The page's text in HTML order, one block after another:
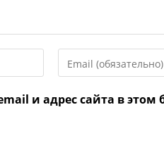
свой
адрес,
и адрес сайта в